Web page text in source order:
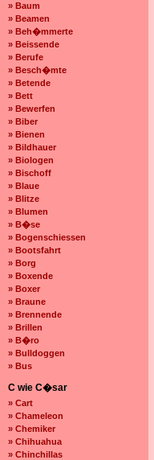
» Baum
» Beamen
» Beh�mmerte
» Beissende
» Berufe
» Besch�mte
» Betende
» Bett
» Bewerfen
» Biber
» Bienen
» Bildhauer
» Biologen
» Bischoff
» Blaue
» Blitze
» Blumen
» B�se
» Bogenschiessen
» Bootsfahrt
» Borg
» Boxende
» Boxer
» Braune
» Brennende
» Brillen
» B�ro
» Bulldoggen
» Bus
C wie C�sar
» Cart
» Chameleon
» Chemiker
» Chihuahua
» Chinchillas